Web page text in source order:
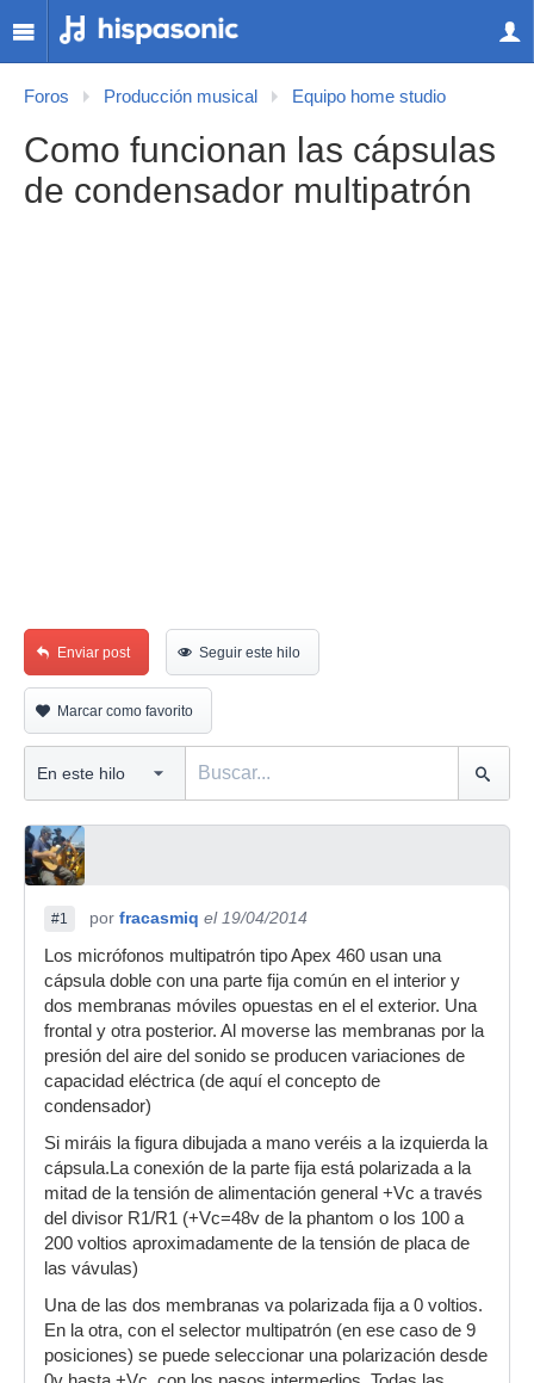
Foros Producción musical Equipo home studio
Como funcionan las cápsulas
de condensador multipatrón
Enviar post Seguir este hilo
Marcar como favorito
#1 por fracasmiq el 19/04/2014
Los micrófonos multipatrón tipo Apex 460 usan una
cápsula doble con una parte fija común en el interior y
dos membranas móviles opuestas en el el exterior. Una
frontal y otra posterior. Al moverse las membranas por la
presión del aire del sonido se producen variaciones de
capacidad eléctrica (de aquí el concepto de
condensador)
Si miráis la figura dibujada a mano veréis a la izquierda la
cápsula.La conexión de la parte fija está polarizada a la
mitad de la tensión de alimentación general +Vc a través
del divisor R1/R1 (+Vc=48v de la phantom o los 100 a
200 voltios aproximadamente de la tensión de placa de
las vávulas)
Una de las dos membranas va polarizada fija a 0 voltios.
En la otra, con el selector multipatrón (en ese caso de 9
posiciones) se puede seleccionar una polarización desde